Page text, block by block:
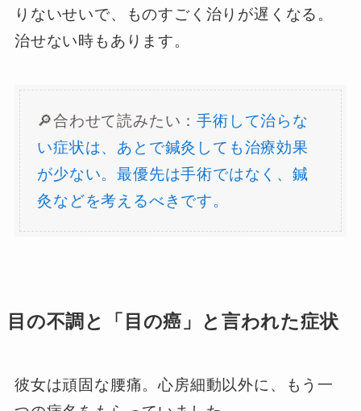
りないせいで、ものすごく治りが遅くなる。
治せない時もあります。
🔎合わせて読みたい：手術して治らな
い症状は、あとで鍼灸しても治療効果
が少ない。最優先は手術ではなく、鍼
灸などを考えるべきです。
目の不調と「目の癌」と言われた症状
彼女は頑固な腰痛。心房細動以外に、もう一